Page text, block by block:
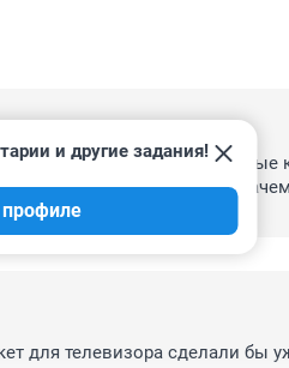
учесть, что скоро эфирные
будут работать в Омске,
и другие задания!
для телевизора сделали бы